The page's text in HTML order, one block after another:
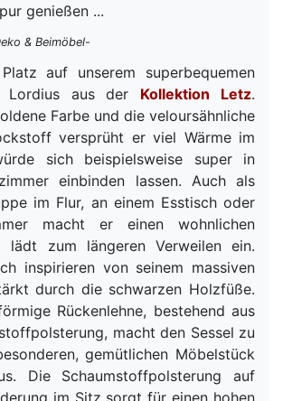
genießen ...
& Beimöbel-
auf unserem superbequemen
Lordius aus der Kollektion Letz.
Farbe und die veloursähnliche
versprüht er viel Wärme im
sich beispielsweise super in
einbinden lassen. Auch als
im Flur, an einem Esstisch oder
macht er einen wohnlichen
lädt zum längeren Verweilen ein.
inspirieren von seinem massiven
durch die schwarzen Holzfüße.
Rückenlehne, bestehend aus
macht den Sessel zu
gemütlichen Möbelstück
Die Schaumstoffpolsterung auf